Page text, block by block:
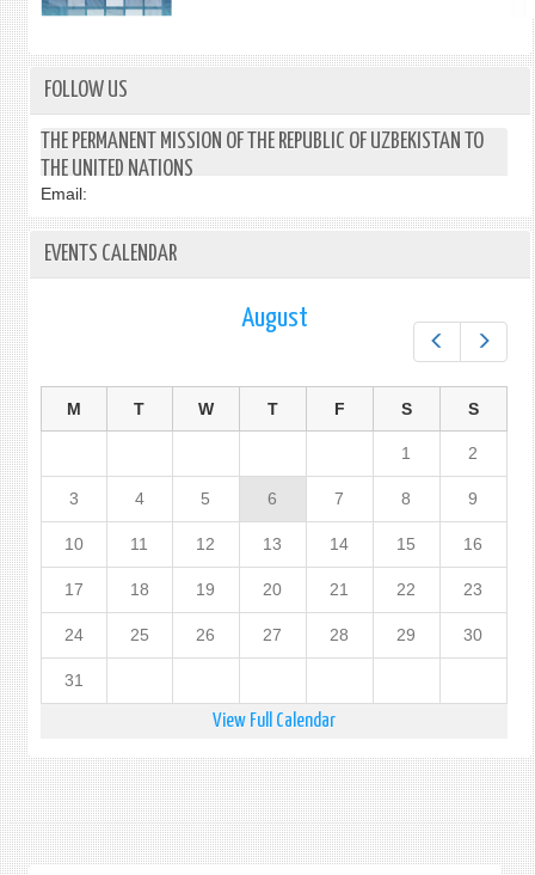
FOLLOW US
THE PERMANENT MISSION OF THE REPUBLIC OF UZBEKISTAN TO
THE UNITED NATIONS
Email:
EVENTS CALENDAR
August
M T W T F S S
1 2
3 4 5 6 7 8 9
10 11 12 13 14 15 16
17 18 19 20 21 22 23
24 25 26 27 28 29 30
31
View Full Calendar